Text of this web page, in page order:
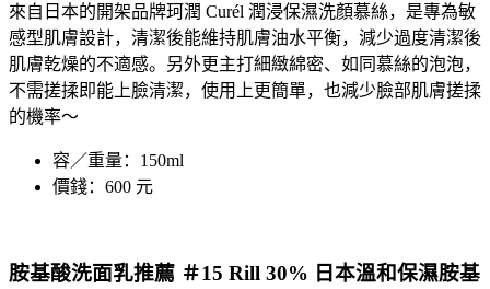
來自日本的開架品牌珂潤 Curél 潤浸保濕洗顏慕絲，是專為敏
感型肌膚設計，清潔後能維持肌膚油水平衡，減少過度清潔後
肌膚乾燥的不適感。另外更主打細緻綿密、如同慕絲的泡泡，
不需搓揉即能上臉清潔，使用上更簡單，也減少臉部肌膚搓揉
的機率～
容／重量：150ml
價錢：600 元
胺基酸洗面乳推薦 ＃15 Rill 30% 日本溫和保濕胺基